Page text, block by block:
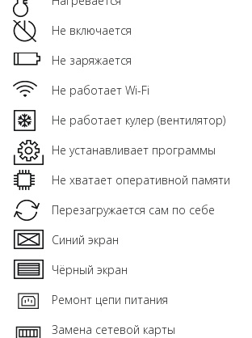
Не включается
Не заряжается
Не работает Wi-Fi
Не работает кулер (вентилятор)
Не устанавливает программы
Не хватает оперативной памяти
Перезагружается сам по себе
Синий экран
Чёрный экран
Ремонт цепи питания
Замена сетевой карты